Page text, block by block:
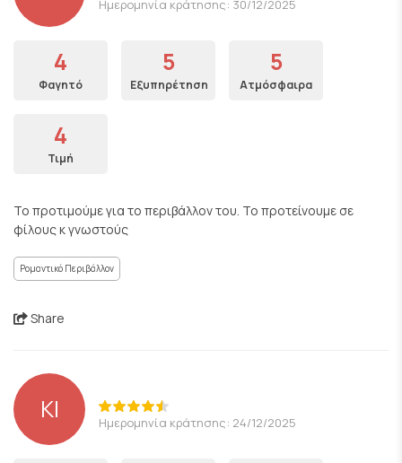
Ημερομηνία κράτησης: 30/12/2025
4
Φαγητό
5
Εξυπηρέτηση
5
Ατμόσφαιρα
4
Τιμή
Το προτιμούμε για το περιβάλλον του. Το προτείνουμε σε
φίλους κ γνωστούς
Ρομαντικό Περιβάλλον
Share
KI Ημερομηνία κράτησης: 24/12/2025